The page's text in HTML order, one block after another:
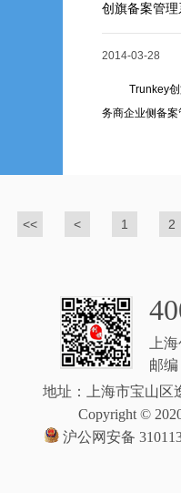
创旗备案管
2014-03-28
Trunkey创旗
务商企业侧备
<< < 1 2
上
邮编
地址：上海市宝山区
Copyright ©
沪公网安备